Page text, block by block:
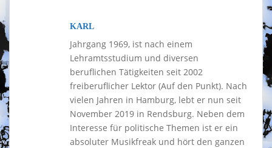
KARL
Jahrgang 1969, ist nach einem
Lehramtsstudium und diversen
beruflichen Tätigkeiten seit 2002
freiberuflicher Lektor (Auf den Punkt). Nach
vielen Jahren in Hamburg, lebt er nun seit
November 2019 in Rendsburg. Neben dem
Interesse für politische Themen ist er ein
absoluter Musikfreak und hört den ganzen